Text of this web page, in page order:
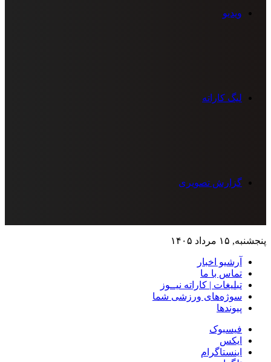
ویدیو
لیگ کاراته
گزارش تصویری
پنجشنبه, ۱۵ مرداد ۱۴۰۵
آرشیو اخبار
تماس‌ با‌ ما
تبلیغات | کاراته نیــوز
سوژه‌های ورزشی شما
پیوندها
فیسبوک
ایکس
اینستاگرام